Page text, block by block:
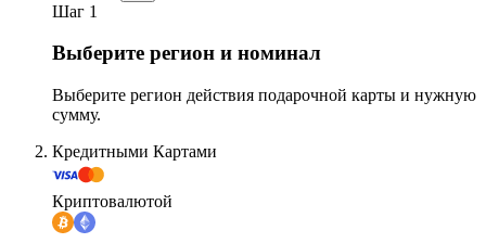
Шаг 1
Выберите регион и номинал
Выберите регион действия подарочной карты и нужную
сумму.
Кредитными Картами
Криптовалютой